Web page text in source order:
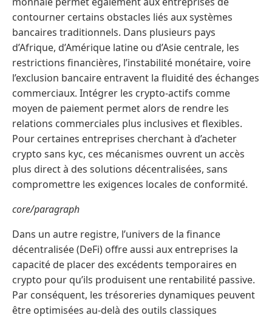
contourner certains obstacles liés aux systèmes
bancaires traditionnels. Dans plusieurs pays
d’Afrique, d’Amérique latine ou d’Asie centrale, les
restrictions financières, l’instabilité monétaire, voire
l’exclusion bancaire entravent la fluidité des échanges
commerciaux. Intégrer les crypto-actifs comme
moyen de paiement permet alors de rendre les
relations commerciales plus inclusives et flexibles.
Pour certaines entreprises cherchant à d’acheter
crypto sans kyc, ces mécanismes ouvrent un accès
plus direct à des solutions décentralisées, sans
compromettre les exigences locales de conformité.
core/paragraph
Dans un autre registre, l’univers de la finance
décentralisée (DeFi) offre aussi aux entreprises la
capacité de placer des excédents temporaires en
crypto pour qu’ils produisent une rentabilité passive.
Par conséquent, les trésoreries dynamiques peuvent
être optimisées au-delà des outils classiques